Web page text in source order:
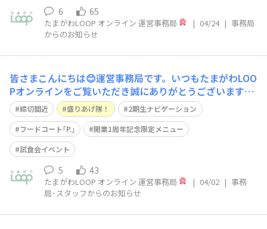
6 65
たまがわLOOP オンライン 運営事務局 | 04/24 | 事務局
からのお知らせ
皆さまこんにちは😊運営事務局です。いつもたまがわLOO
Pオンラインをご覧いただき誠にありがとうございます。
盛りあげ隊！２期生ナビゲーション！【 ｢P.｣ 開業1周年記
念 限定メニュー 試食会イベント】[参加費 500円／抽選]
のご応募は、いよいよ4月3日(金)10:00まで！イベント当
日は、フード
締切間近 盛りあげ隊！
2期生ナビゲーション
フードコート｢P.｣
開業1周年記念限定メニュー
試食会イベント
5 43
たまがわLOOP オンライン 運営事務局 | 04/02 | 事務
局･スタッフからのお知らせ